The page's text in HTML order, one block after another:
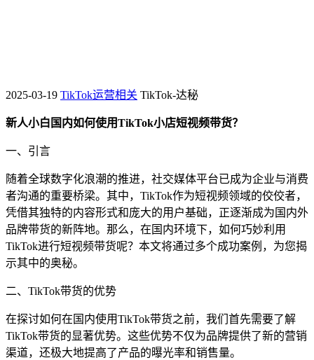
2025-03-19 TikTok运营相关 TikTok-达秘
新人小白国内如何使用TikTok小店短视频带货？
一、引言
随着全球数字化浪潮的推进，社交媒体平台已成为企业与消费
者沟通的重要桥梁。其中，TikTok作为短视频领域的佼佼者，
凭借其独特的内容形式和庞大的用户基础，正逐渐成为国内外
品牌带货的新阵地。那么，在国内环境下，如何巧妙利用
TikTok进行短视频带货呢？本文将通过多个成功案例，为您揭
示其中的奥秘。
二、TikTok带货的优势
在探讨如何在国内使用TikTok带货之前，我们首先需要了解
TikTok带货的显著优势。这些优势不仅为品牌提供了新的营销
渠道，还极大地提高了产品的曝光率和销售量。